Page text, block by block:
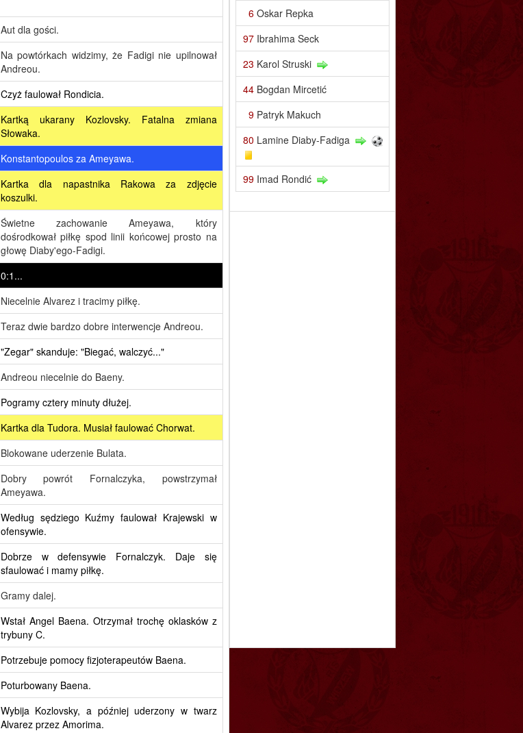
Aut dla gości.
Na powtórkach widzimy, że Fadigi nie upilnował
Andreou.
Czyż faulował Rondicia.
Kartką ukarany Kozlovsky. Fatalna zmiana
Słowaka.
Konstantopoulos za Ameyawa.
Kartka dla napastnika Rakowa za zdjęcie
koszulki.
Świetne zachowanie Ameyawa, który
dośrodkował piłkę spod linii końcowej prosto na
głowę Diaby'ego-Fadigi.
0:1...
Niecelnie Alvarez i tracimy piłkę.
Teraz dwie bardzo dobre interwencje Andreou.
"Zegar" skanduje: "Biegać, walczyć..."
Andreou niecelnie do Baeny.
Pogramy cztery minuty dłużej.
Kartka dla Tudora. Musiał faulować Chorwat.
Blokowane uderzenie Bulata.
Dobry powrót Fornalczyka, powstrzymał
Ameyawa.
Według sędziego Kuźmy faulował Krajewski w
ofensywie.
Dobrze w defensywie Fornalczyk. Daje się
sfaulować i mamy piłkę.
Gramy dalej.
Wstał Angel Baena. Otrzymał trochę oklasków z
trybuny C.
Potrzebuje pomocy fizjoterapeutów Baena.
Poturbowany Baena.
Wybija Kozlovsky, a później uderzony w twarz
Alvarez przez Amorima.
6 Oskar Repka
97 Ibrahima Seck
23 Karol Struski
44 Bogdan Mircetić
9 Patryk Makuch
80 Lamine Diaby-Fadiga
99 Imad Rondić